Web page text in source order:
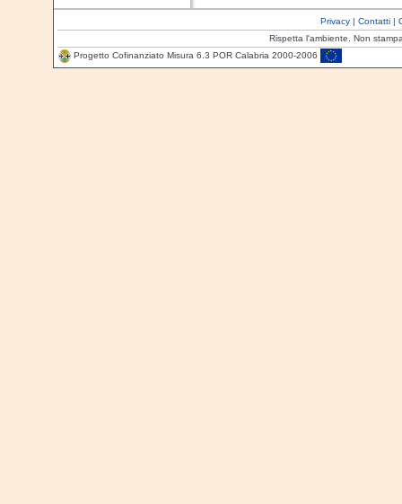
Privacy| Contatti|
Rispetta l'ambiente. Non
Progetto Cofinanziato Misura 6.3 POR Calabria 2000-2006